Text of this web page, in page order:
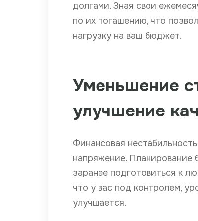
долгами. Зная свои
по их погашению, что
нагрузку на ваш бюджет.
Уменьшение
улучшение
Финансовая
напряжение. Планирование
заранее подготовиться к
что у вас под контролем,
улучшается.